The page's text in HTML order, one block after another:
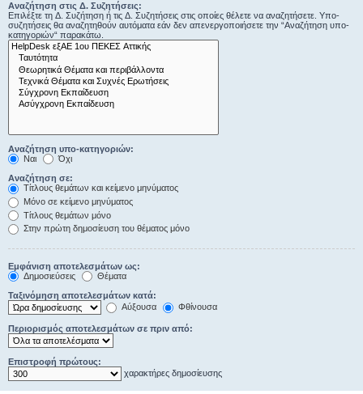
Αναζήτηση στις Δ. Συζητήσεις:
Επιλέξτε τη Δ. Συζήτηση ή τις Δ. Συζητήσεις στις οποίες θέλετε να αναζητήσετε. Υπο-
συζητήσεις θα αναζητηθούν αυτόματα εάν δεν απενεργοποιήσετε την “Αναζήτηση υπο-
κατηγοριών“ παρακάτω.
Αναζήτηση υπο-κατηγοριών:
Ναι
Όχι
Αναζήτηση σε:
Τίτλους θεμάτων και κείμενο μηνύματος
Μόνο σε κείμενο μηνύματος
Τίτλους θεμάτων μόνο
Στην πρώτη δημοσίευση του θέματος μόνο
Εμφάνιση αποτελεσμάτων ως:
Δημοσιεύσεις
Θέματα
Ταξινόμηση αποτελεσμάτων κατά:
Αύξουσα
Φθίνουσα
Περιορισμός αποτελεσμάτων σε πριν από:
Επιστροφή πρώτους:
χαρακτήρες δημοσίευσης